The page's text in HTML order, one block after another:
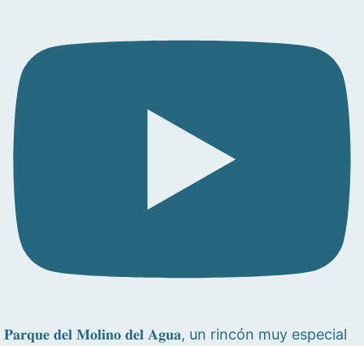
𝐏𝐚𝐫𝐪𝐮𝐞 𝐝𝐞𝐥 𝐌𝐨𝐥𝐢𝐧𝐨 𝐝𝐞𝐥 𝐀𝐠𝐮𝐚, un rincón muy especial